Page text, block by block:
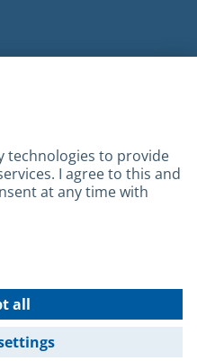
& Co. KG - Ein Service der
München GmbH